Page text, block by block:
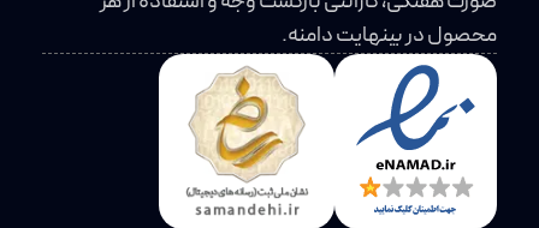
محصول در بینهایت دامنه.